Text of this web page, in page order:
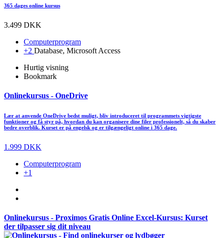
365 dages online kursus
3.499 DKK
Computerprogram
+2 Database, Microsoft Access
Hurtig visning
Bookmark
Onlinekursus - OneDrive
Lær at anvende OneDrive bedst muligt, bliv introduceret til programmets vigtigste
funktioner og få styr på, hvordan du kan organisere dine filer professionelt, så du skaber
bedre overblik. Kurset er på engelsk og er tilgængeligt online i 365 dage.
1.999 DKK
Computerprogram
+1
Onlinekursus - Proximos Gratis Online Excel-Kursus: Kurset
der tilpasser sig dit niveau